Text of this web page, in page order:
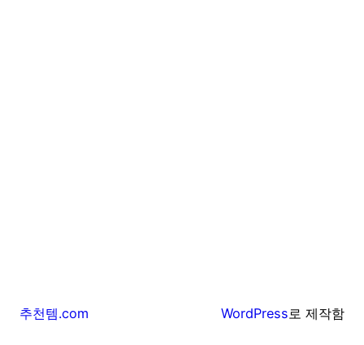
추천템.com WordPress로 제작함